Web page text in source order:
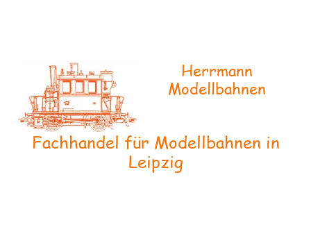
Herrmann
Modellbahnen
Fachhandel für Modellbahnen in
Leipzig